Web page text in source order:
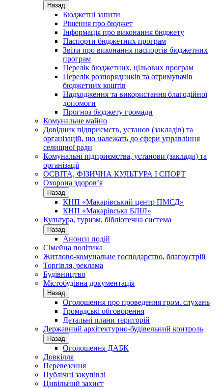
Назад
Бюджетні запити
Рішення про бюджет
Інформація про виконання бюджету
Паспорти бюджетних програм
Звіти про виконання паспортів бюджетних
програм
Перелік бюджетних, цільових програм
Перелік розпорядників та отримувачів
бюджетних коштів
Надходження та використання благодійної
допомоги
Прогноз бюджету громади
Комунальне майно
Довідник підприємств, установ (закладів) та
організацій, що належать до сфери управління
селищної ради
Комунальні підприємства, установи (заклади) та
організації
ОСВІТА, ФІЗИЧНА КУЛЬТУРА І СПОРТ
Охорона здоров’я
Назад
КНП «Макарівський центр ПМСД»
КНП «Макарівська БЛІЛ»
Культура, туризм, бібліотечна система
Назад
Анонси подій
Сімейна політика
Житлово-комунальне господарство, благоустрій
Торгівля, реклама
Будівництво
Містобудівна документація
Назад
Оголошення про проведення гром. слухань
Громадські обговорення
Детальні плани територій
Державний архітектурно-будівельний контроль
Назад
Оголошення ДАБК
Довкілля
Перевезення
Публічні закупівлі
Цивільний захист